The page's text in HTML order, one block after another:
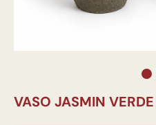
VASO JASMIN